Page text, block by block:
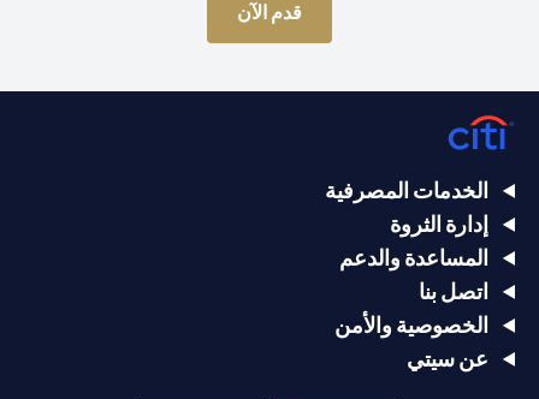
قدم الآن
الخدمات المصرفية
إدارة الثروة
المساعدة والدعم
اتصل بنا
الخصوصية والأمن
عن سيتي